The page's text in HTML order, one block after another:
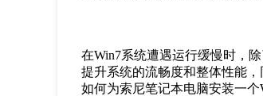
在Win7系统遭遇运行缓慢时，
提升系统的流畅度和整体性能
如何为索尼笔记本电脑安装一个